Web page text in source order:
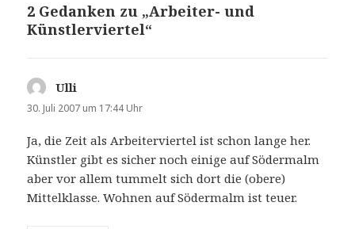
2 Gedanken zu „Arbeiter- und
Künstlerviertel“
Ulli
30. Juli 2007 um 17:44 Uhr
Ja, die Zeit als Arbeiterviertel ist schon lange her.
Künstler gibt es sicher noch einige auf Södermalm
aber vor allem tummelt sich dort die (obere)
Mittelklasse. Wohnen auf Södermalm ist teuer.